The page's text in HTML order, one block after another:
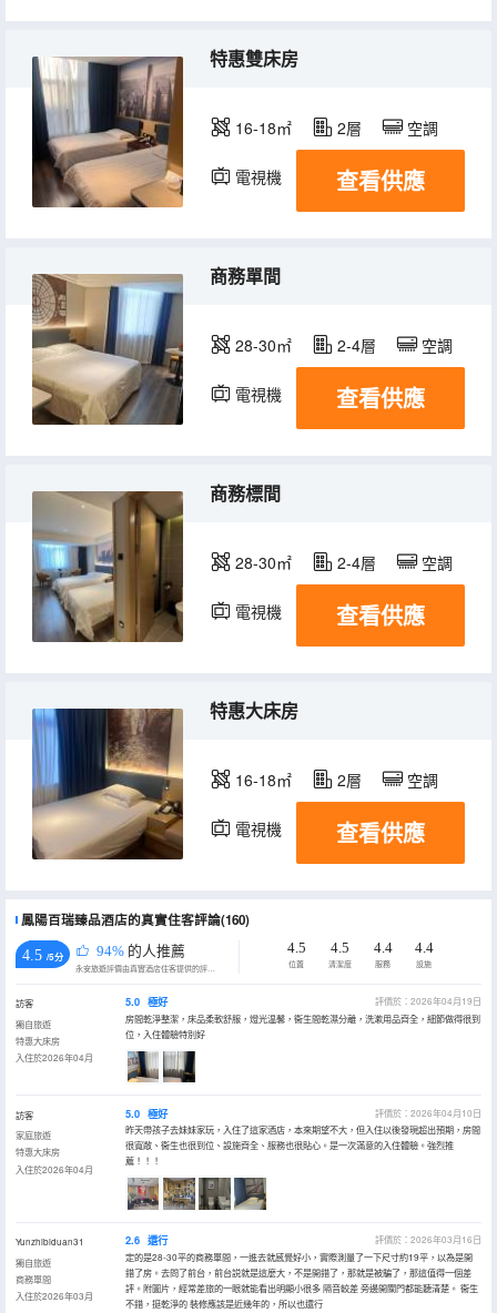
特惠雙床房
16-18㎡ 2層 空調
電視機 查看供應
商務單間
28-30㎡ 2-4層 空調
電視機 查看供應
商務標間
28-30㎡ 2-4層 空調
電視機 查看供應
特惠大床房
16-18㎡ 2層 空調
電視機 查看供應
鳳陽百瑞臻品酒店的真實住客評論(160)
4.5 /5分 94% 的人推薦
永安旅遊評價由真實酒店住客提供的評價。
4.5
位置
4.5
清潔度
4.4
服務
4.4
設施
訪客
獨自旅遊
特惠大床房
入住於2026年04月
5.0 極好
評價於：2026年04月19日
房間乾淨整潔，床品柔軟舒服，燈光温馨，衞生間乾濕分離，洗漱用品齊全，細節做得很到
位，入住體驗特別好
訪客
家庭旅遊
特惠大床房
入住於2026年04月
5.0 極好
評價於：2026年04月10日
昨天帶孩子去妹妹家玩，入住了這家酒店，本來期望不大，但入住以後發現超出預期，房間
很寬敞、衞生也很到位、設施齊全、服務也很貼心。是一次滿意的入住體驗。強烈推
薦！！！
Yunzhibiduan31
獨自旅遊
商務單間
入住於2026年03月
2.6 還行
評價於：2026年03月16日
定的是28-30平的商務單間，一進去就感覺好小，實際測量了一下尺寸約19平，以為是開
錯了房。去問了前台，前台説就是這麼大，不是開錯了，那就是被騙了，那這值得一個差
評。附圖片，經常差旅的一眼就能看出明顯小很多 隔音較差 旁邊開關門都能聽清楚。 衞生
不錯，挺乾淨的 裝修應該是近幾年的，所以也還行